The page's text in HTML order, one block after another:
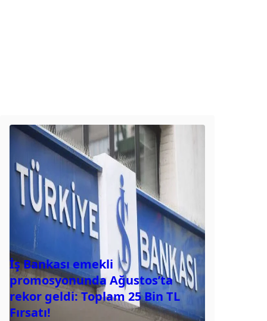
İş Bankası emekli
promosyonunda Ağustos’ta
rekor geldi: Toplam 25 Bin TL
Fırsatı!